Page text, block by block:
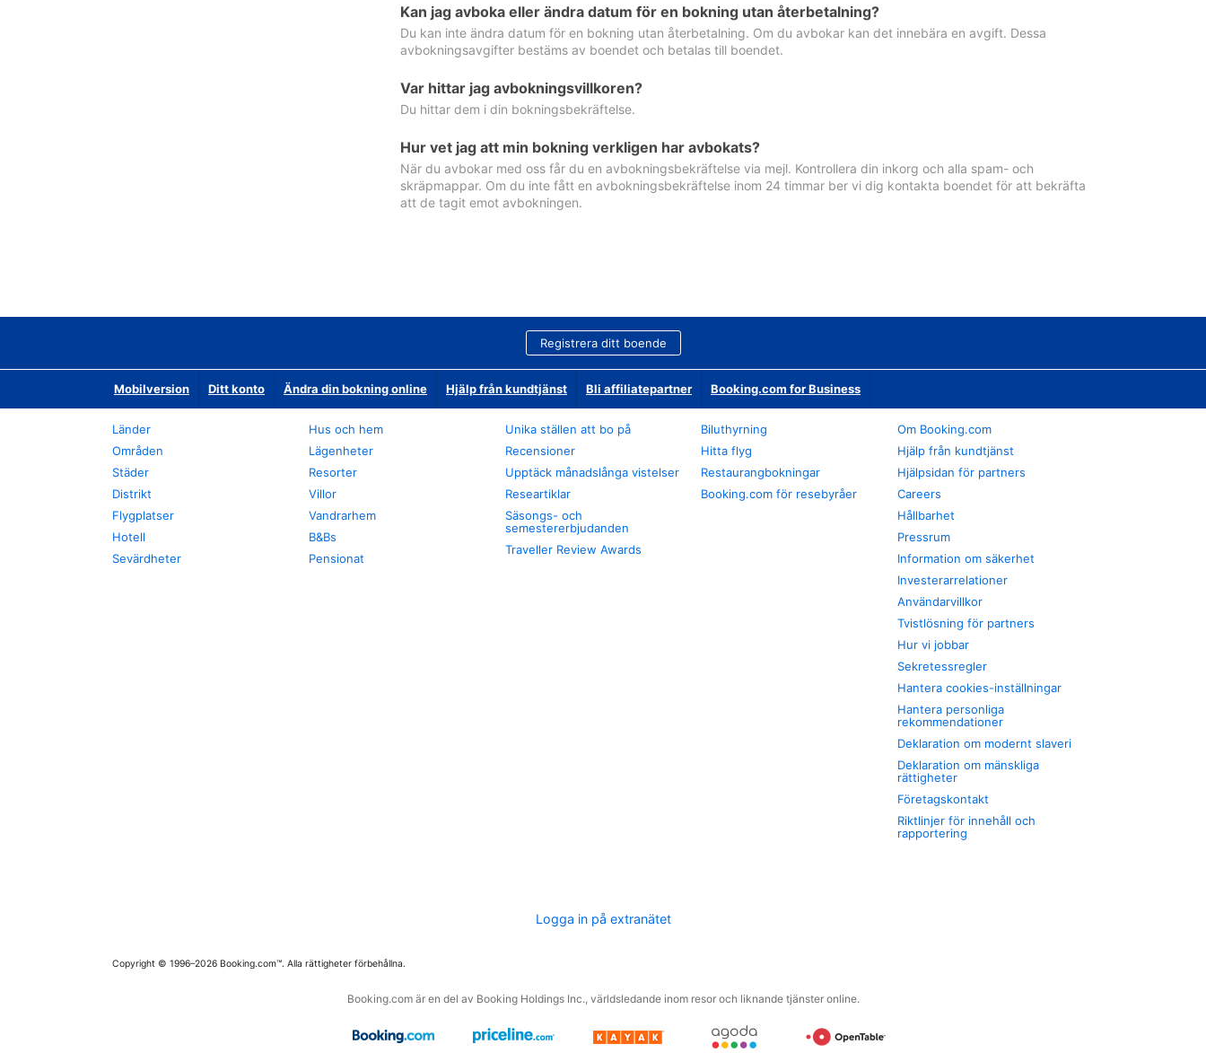
Kan jag avboka eller ändra datum för en bokning utan återbetalning?
Du kan inte ändra datum för en bokning utan återbetalning. Om du avbokar kan det innebära en avgift. Dessa
avbokningsavgifter bestäms av boendet och betalas till boendet.
Var hittar jag avbokningsvillkoren?
Du hittar dem i din bokningsbekräftelse.
Hur vet jag att min bokning verkligen har avbokats?
När du avbokar med oss får du en avbokningsbekräftelse via mejl. Kontrollera din inkorg och alla spam- och
skräpmappar. Om du inte fått en avbokningsbekräftelse inom 24 timmar ber vi dig kontakta boendet för att bekräfta
att de tagit emot avbokningen.
Registrera ditt boende
Mobilversion Ditt konto Ändra din bokning online Hjälp från kundtjänst Bli affiliatepartner Booking.com for Business
Länder
Områden
Städer
Distrikt
Flygplatser
Hotell
Sevärdheter
Hus och hem
Lägenheter
Resorter
Villor
Vandrarhem
B&Bs
Pensionat
Unika ställen att bo på
Recensioner
Upptäck månadslånga vistelser
Researtiklar
Säsongs- och
semestererbjudanden
Traveller Review Awards
Biluthyrning
Hitta flyg
Restaurangbokningar
Booking.com för resebyråer
Om Booking.com
Hjälp från kundtjänst
Hjälpsidan för partners
Careers
Hållbarhet
Pressrum
Information om säkerhet
Investerarrelationer
Användarvillkor
Tvistlösning för partners
Hur vi jobbar
Sekretessregler
Hantera cookies-inställningar
Hantera personliga
rekommendationer
Deklaration om modernt slaveri
Deklaration om mänskliga
rättigheter
Företagskontakt
Riktlinjer för innehåll och
rapportering
Logga in på extranätet
Copyright © 1996–2026 Booking.com™. Alla rättigheter förbehållna.
Booking.com är en del av Booking Holdings Inc., världsledande inom resor och liknande tjänster online.